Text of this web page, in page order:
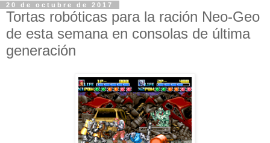
20 de octubre de 2017
Tortas robóticas para la ración Neo-Geo
de esta semana en consolas de última
generación